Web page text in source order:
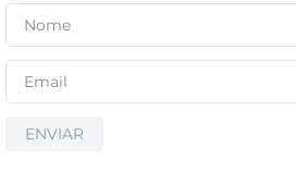
ENVIAR
papel higiênico
cerveja